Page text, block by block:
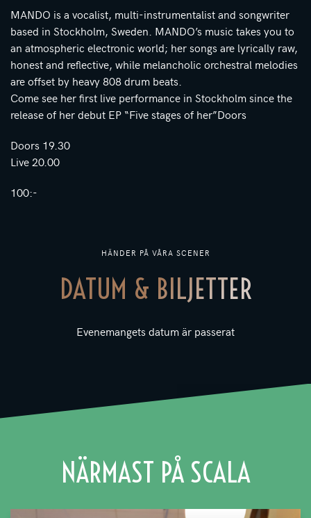
HÄNDER PÅ VÅRA SCENER
DATUM & BILJETTER
Evenemangets datum är passerat
MANDO is a vocalist, multi-instrumentalist and songwriter
based in Stockholm, Sweden. MANDO’s music takes you to
an atmospheric electronic world; her songs are lyrically raw,
honest and reflective, while melancholic orchestral melodies
are offset by heavy 808 drum beats.
Come see her first live performance in Stockholm since the
release of her debut EP “Five stages of her”Doors
Doors 19.30
Live 20.00
100:-
NÄRMAST PÅ SCALA